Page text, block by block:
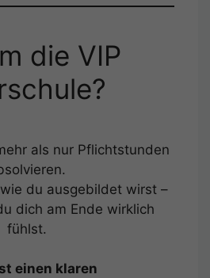
die VIP
als nur Pflichtstunden
du ausgebildet wirst –
dich am Ende wirklich
fühlst.
einen klaren